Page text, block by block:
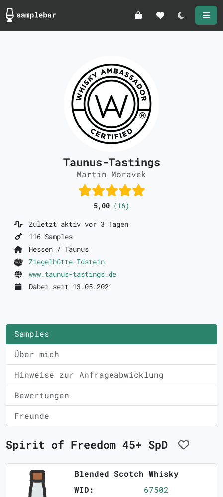
Darkmode
Taunus-Tastings
Martin Moravek
5,00 (16)
Zuletzt aktiv vor 3 Tagen
116 Samples
Hessen / Taunus
Ziegelhütte-Idstein
www.taunus-tastings.de
Dabei seit 13.05.2021
Samples
Über mich
Hinweise zur Anfrageabwicklung
Bewertungen
Freunde
Spirit of Freedom 45+ SpD
Blended Scotch Whisky
WID:
67502